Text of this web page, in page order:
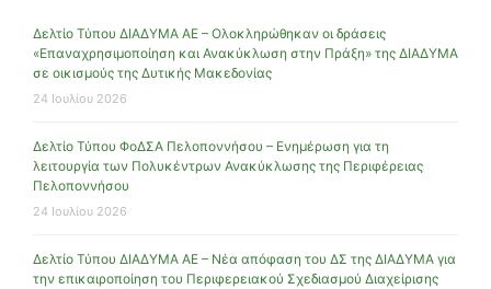
Δελτίο Τύπου ΔΙΑΔΥΜΑ ΑΕ – Ολοκληρώθηκαν οι δράσεις
«Επαναχρησιμοποίηση και Ανακύκλωση στην Πράξη» της ΔΙΑΔΥΜΑ
σε οικισμούς της Δυτικής Μακεδονίας
24 Ιουλίου 2026
Δελτίο Τύπου ΦοΔΣΑ Πελοποννήσου – Ενημέρωση για τη
λειτουργία των Πολυκέντρων Ανακύκλωσης της Περιφέρειας
Πελοποννήσου
24 Ιουλίου 2026
Δελτίο Τύπου ΔΙΑΔΥΜΑ ΑΕ – Νέα απόφαση του ΔΣ της ΔΙΑΔΥΜΑ για
την επικαιροποίηση του Περιφερειακού Σχεδιασμού Διαχείρισης